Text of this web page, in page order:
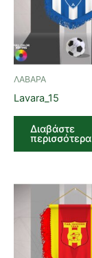
ΛΑΒΑΡΑ
Lavara_15
Διαβάστε
περισσότερα